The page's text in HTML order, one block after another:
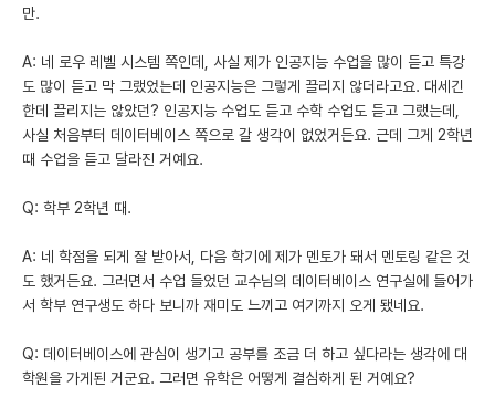
만.
A: 네 로우 레벨 시스템 쪽인데, 사실 제가 인공지능 수업을 많이 듣고 특강
도 많이 듣고 막 그랬었는데 인공지능은 그렇게 끌리지 않더라고요. 대세긴
한데 끌리지는 않았던? 인공지능 수업도 듣고 수학 수업도 듣고 그랬는데,
사실 처음부터 데이터베이스 쪽으로 갈 생각이 없었거든요. 근데 그게 2학년
때 수업을 듣고 달라진 거예요.
Q: 학부 2학년 때.
A: 네 학점을 되게 잘 받아서, 다음 학기에 제가 멘토가 돼서 멘토링 같은 것
도 했거든요. 그러면서 수업 들었던 교수님의 데이터베이스 연구실에 들어가
서 학부 연구생도 하다 보니까 재미도 느끼고 여기까지 오게 됐네요.
Q: 데이터베이스에 관심이 생기고 공부를 조금 더 하고 싶다라는 생각에 대
학원을 가게된 거군요. 그러면 유학은 어떻게 결심하게 된 거예요?